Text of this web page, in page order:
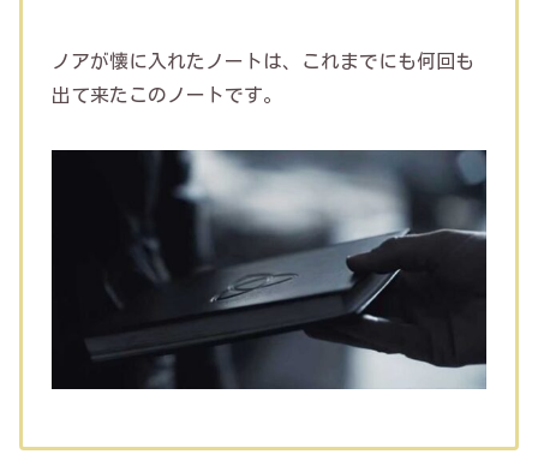
ノアが懐に入れたノートは、これまでにも何回も
出て来たこのノートです。